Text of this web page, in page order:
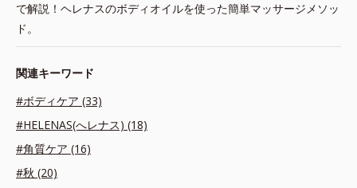
で解説！ヘレナスのボディオイルを使った簡単マッサージメソッ
ド。
関連キーワード
#ボディケア (33)
#HELENAS(へレナス) (18)
#角質ケア (16)
#秋 (20)